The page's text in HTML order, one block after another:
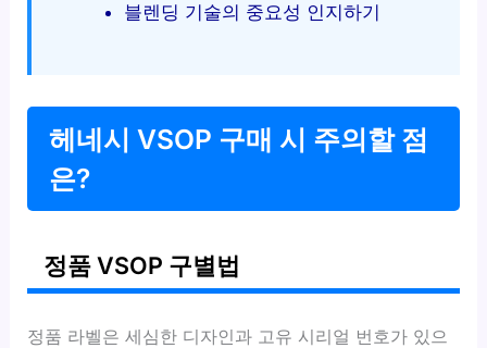
블렌딩 기술의 중요성 인지하기
헤네시 VSOP 구매 시 주의할 점
은?
정품 VSOP 구별법
정품 라벨은 세심한 디자인과 고유 시리얼 번호가 있으